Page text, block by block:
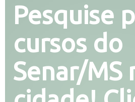
Pesquise
cursos do
Senar/MS